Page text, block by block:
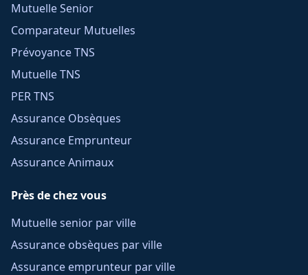
Mutuelle Senior
Comparateur Mutuelles
Prévoyance TNS
Mutuelle TNS
PER TNS
Assurance Obsèques
Assurance Emprunteur
Assurance Animaux
Près de chez vous
Mutuelle senior par ville
Assurance obsèques par ville
Assurance emprunteur par ville